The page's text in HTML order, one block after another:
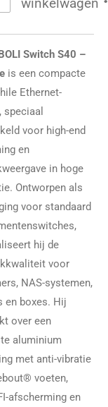
winkelwagen
Switch S40 –
is een compacte
Ethernet-
speciaal
voor high-end
en
in hoge
Ontworpen als
voor standaard
hij de
voor
NAS-systemen,
en boxes. Hij
over een
aluminium
met anti-vibratie
voeten,
afscherming en